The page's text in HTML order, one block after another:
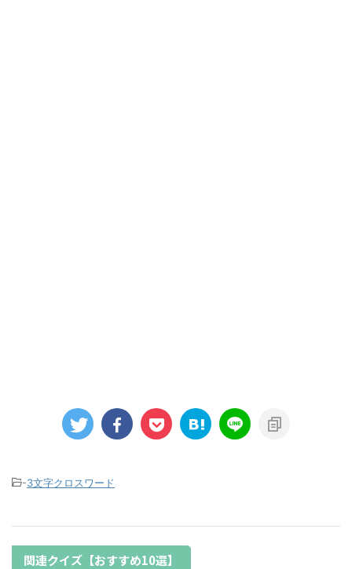
-3文字クロスワード
関連クイズ【おすすめ10選】